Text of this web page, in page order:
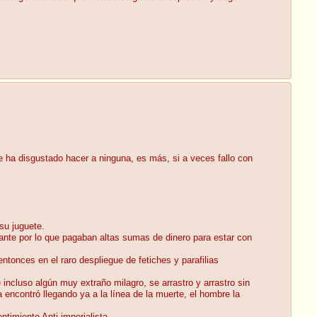
disgustado hacer a ninguna, es más, si a veces fallo con
juguete.
por lo que pagaban altas sumas de dinero para estar con
en el raro despliegue de fetiches y parafilias
algún muy extraño milagro, se arrastro y arrastro sin
llegando ya a la línea de la muerte, el hombre la